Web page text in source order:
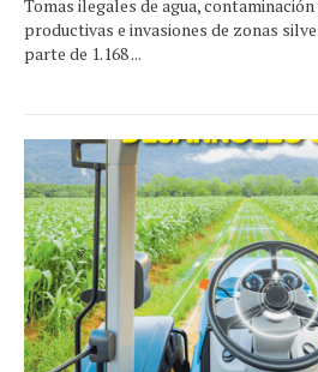
Tomas ilegales de agua,
productivas e invasiones de zonas
parte de 1.168 ...